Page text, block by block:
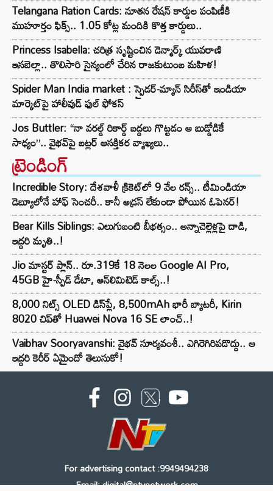
Telangana Ration Cards: నూతన రేషన్ కార్డుల పంపిణీకి
ముహూర్తం ఫిక్స్‌.. 1.05 కోట్ల మందికి కొత్త కార్డులు..
Princess Isabella: చరిత్ర సృష్టించిన డెన్మార్క్ యువరాణి
ఇసబెల్లా.. తొలిసారి సైన్యంలో చేరిన రాజకుటుంబ మహిళ!
Spider Man India market : స్పైడర్-మ్యాన్ సిరీస్‌తో ఇండియా
మార్కెట్‌పై హాలీవుడ్ ఫుల్ ఫోకస్
Jos Buttler: “నా వరల్డ్ రికార్డ్‌ బద్దలు గొట్టడం ఆ బుడ్డోడికే
సాధ్యం”.. వైభవ్‌పై బట్లర్ ఆసక్తికర వ్యాఖ్యలు..
ట్రెండింగ్‌
Incredible Story: దేశవాళీ క్రికెట్‌లో 9 వేల రన్స్.. టీమిండియా
డెబ్యూలోనే హాఫ్ సెంచరీ.. కానీ అడ్రస్ లేకుండా పోయిన ఓపెనర్!
Bear Kills Siblings: ఎలుగుబంటి బీభత్సం.. అన్నాచెల్లెళ్లపై దాడి,
ఇద్దరి మృతి..!
Jio మాస్టర్ ప్లాన్.. రూ.319కే 18 నెలల Google AI Pro,
45GB హై-స్పీడ్ డేటా, అన్⁭లిమిటెడ్ కాల్స్..!
8,000 నిట్స్ OLED డిస్‌ప్లే, 8,500mAh భారీ బ్యాటరీ, Kirin
8020 చిప్‌తో Huawei Nova 16 SE లాంచ్..!
Vaibhav Sooryavanshi: వైభవ్ సూర్యవంశీ.. ఎగిరెగిరిపడొద్దు.. ఆ
ఇద్దరి కెరీర్ ఏమైందో తెలుసుకో!
For advertising contact :9949494238
Email: digital@ntvnetwork.com